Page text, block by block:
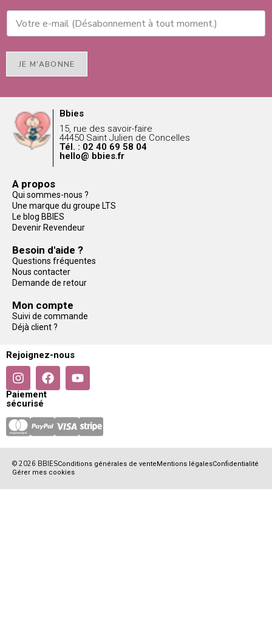
JE M'ABONNE
Bbies
15, rue des savoir-faire
44450 Saint Julien de Concelles
Tél. : 02 40 69 58 04
hello@ bbies.fr
A propos
Qui sommes-nous ?
Une marque du groupe LTS
Le blog BBIES
Devenir Revendeur
Besoin d'aide ?
Questions fréquentes
Nous contacter
Demande de retour
Mon compte
Suivi de commande
Déjà client ?
Rejoignez-nous
Paiement
sécurisé
© 2026 BBIESConditions générales de vente Mentions légalesConfidentialité
Gérer mes cookies